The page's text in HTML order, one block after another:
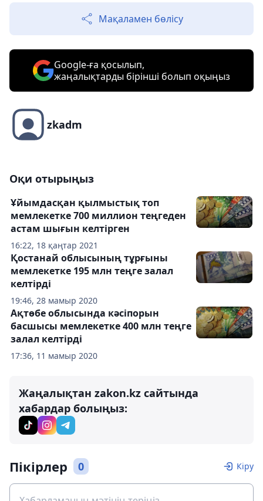
Мақаламен бөлісу
Google-ға қосылып,
жаңалықтарды бірінші болып оқыңыз
zkadm
Оқи отырыңыз
16:22, 18 қаңтар 2021
Ұйымдасқан қылмыстық топ
мемлекетке 700 миллион теңгеден
астам шығын келтірген
19:46, 28 мамыр 2020
Қостанай облысының тұрғыны
мемлекетке 195 млн теңге залал
келтірді
17:36, 11 мамыр 2020
Ақтөбе облысында кәсіпорын
басшысы мемлекетке 400 млн теңге
залал келтірді
Жаңалықтан zakon.kz сайтында
хабардар болыңыз:
Пікірлер 0 Кіру